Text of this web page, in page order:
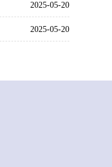
2025-05-20
2025-05-20